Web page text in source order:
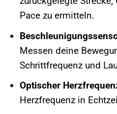
Pace zu ermitteln.
Messen deine
Schrittfrequenz und
Optischer
Herzfrequenz in